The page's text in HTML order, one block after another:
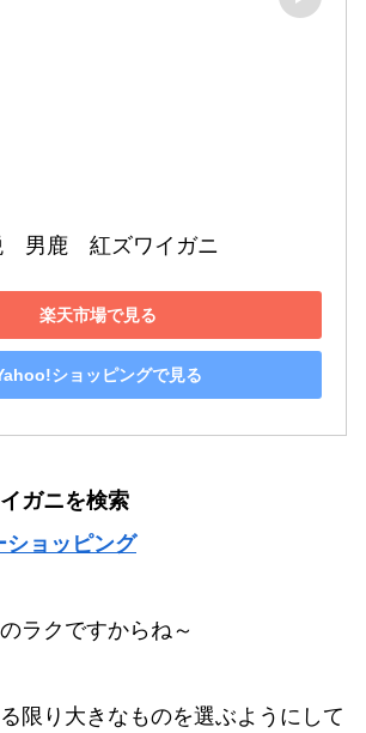
男鹿　紅ズワイガニ
楽天市場で見る
ショッピングで見る
ガニを検索
ショッピング
ラクですからね～
限り大きなものを選ぶようにして